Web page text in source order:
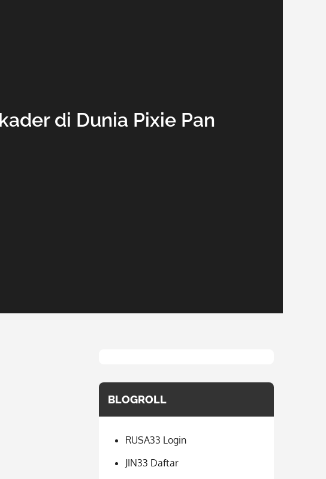
di Dunia Pixie Pan
BLOGROLL
RUSA33 Login
JIN33 Daftar